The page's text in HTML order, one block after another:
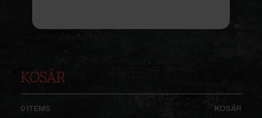
KOSÁR
0 ITEMS
KOSÁR